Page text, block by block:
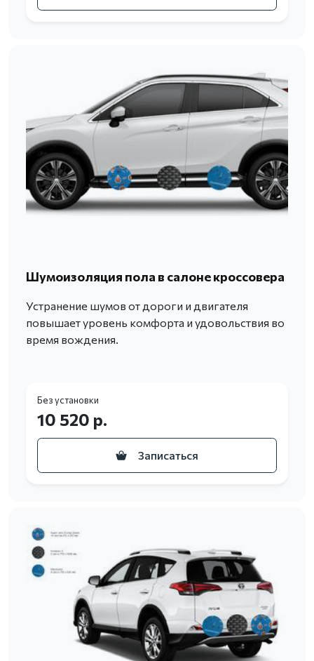
Шумоизоляция пола в салоне кроссовера
Устранение шумов от дороги и двигателя
повышает уровень комфорта и удовольствия во
время вождения.
Без установки
10 520 р.
Записаться